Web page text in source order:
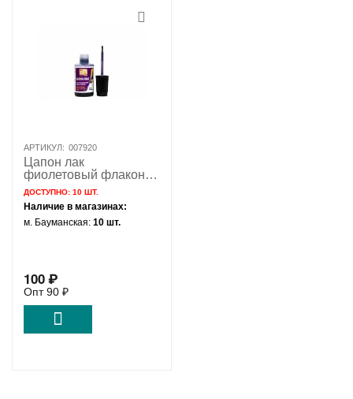
АРТИКУЛ: 007920
Цапон лак
фиолетовый флакон с
кисточкой Solins 22мл
ДОСТУПНО:10 ШТ.
Наличие в магазинах:
м. Бауманская:10 шт.
100₽
Опт90 ₽